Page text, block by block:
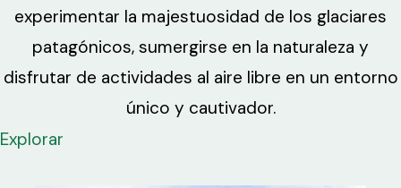
experimentar la majestuosidad de los glaciares
patagónicos, sumergirse en la naturaleza y
disfrutar de actividades al aire libre en un entorno
único y cautivador.
Explorar